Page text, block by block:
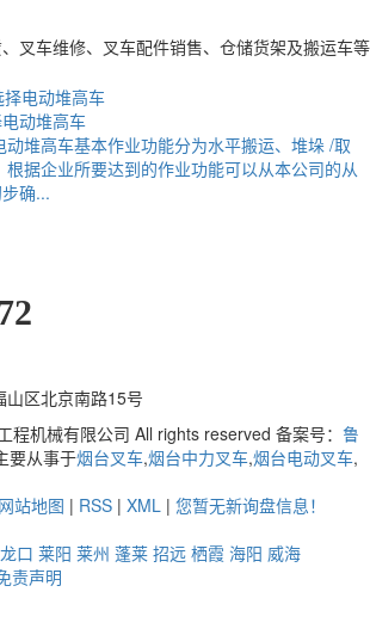
叉车维修、叉车配件销售、仓储货架及搬运车等
动堆高车
堆高车基本作业功能分为水平搬运、堆垛 /取
据企业所要达到的作业功能可以从本公司的从
确...
区北京南路15号
机械有限公司 All rights reserved 备案号： 鲁
要从事于烟台叉车,烟台中力叉车,烟台电动叉车,
网站地图 | RSS | XML | 您暂无新询盘信息！
龙口 莱阳 莱州 蓬莱 招远 栖霞 海阳 威海
责声明